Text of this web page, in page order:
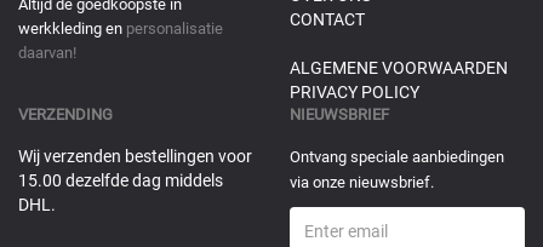
Altijd de goedkoopste in
werkkleding en personalisatie
daarvan!
CONTACT
ALGEMENE VOORWAARDEN
PRIVACY POLICY
VERZENDING
Wij verzenden bestellingen voor
15.00 dezelfde dag middels
DHL.
NIEUWSBRIEF
Ontvang speciale aanbiedingen
via onze nieuwsbrief.